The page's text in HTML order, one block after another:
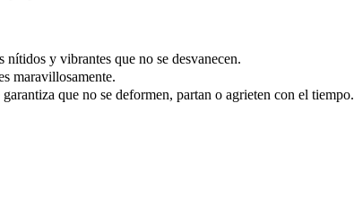
y vibrantes que no se desvanecen.
maravillosamente.
que no se deformen, partan o agrieten con el tiempo.